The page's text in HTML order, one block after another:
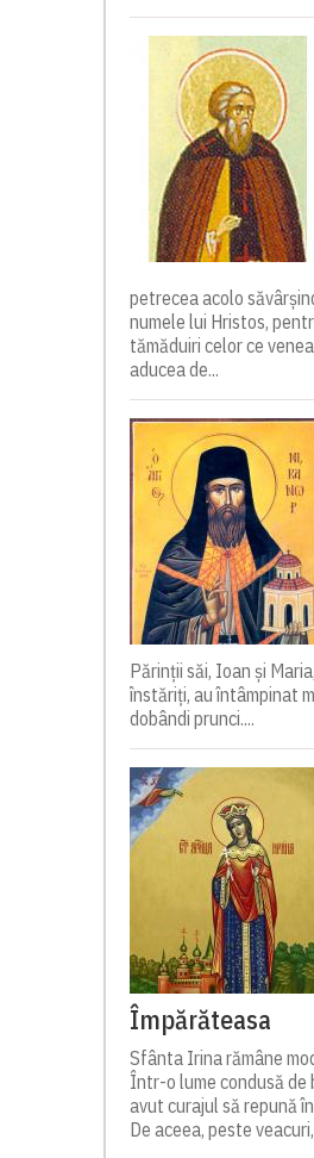
petrecea acolo
numele lui Hristos,
tămăduiri celor ce
aducea de...
Părinții săi, Ioan și
înstăriți, au întâmpinat
dobândi prunci....
Împărăteasa
Sfânta Irina rămâne
Într-o lume condusă de
avut curajul să repună
De aceea, peste